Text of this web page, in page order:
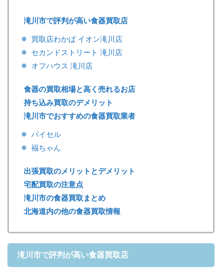
滝川市で評判が高い食器買取店
買取店わかば イオン滝川店
セカンドストリート 滝川店
オフハウス 滝川店
食器の買取相場と高く売れるお店
持ち込み買取のデメリット
滝川市でおすすめの食器買取業者
バイセル
福ちゃん
出張買取のメリットとデメリット
宅配買取の注意点
滝川市の食器買取まとめ
北海道内の他の食器買取情報
滝川市で評判が高い食器買取店